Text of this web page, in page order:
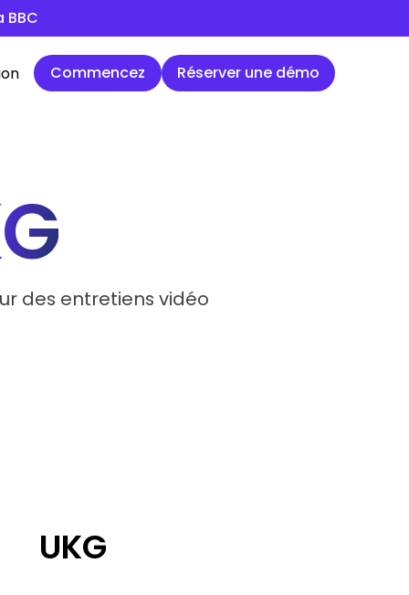
Commencez
Commencez Réserver une démo
Réserver une démo
des entretiens vidéo
UKG